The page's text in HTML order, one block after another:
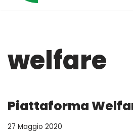
welfare
Piattaforma
27 Maggio 2020